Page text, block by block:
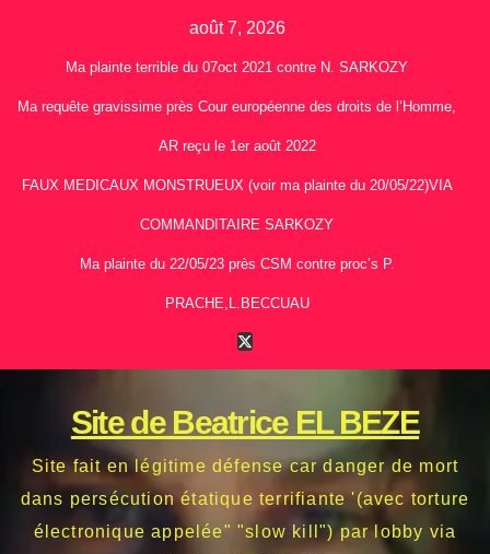
août 7, 2026
Ma plainte terrible du 07oct 2021 contre N. SARKOZY
Ma requête gravissime près Cour européenne des droits de l’Homme,
AR reçu le 1er août 2022
FAUX MEDICAUX MONSTRUEUX (voir ma plainte du 20/05/22)VIA
COMMANDITAIRE SARKOZY
Ma plainte du 22/05/23 près CSM contre proc’s P.
PRACHE,L.BECCUAU
Site de Beatrice EL BEZE
Site fait en légitime défense car danger de mort
dans persécution étatique terrifiante '(avec torture
électronique appelée" "slow kill") par lobby via